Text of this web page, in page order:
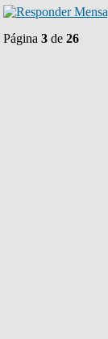
Página 3 de 26